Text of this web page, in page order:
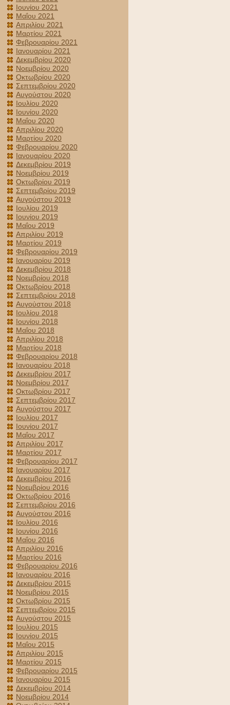
Ιουνίου 2021
Μαΐου 2021
Απριλίου 2021
Μαρτίου 2021
Φεβρουαρίου 2021
Ιανουαρίου 2021
Δεκεμβρίου 2020
Νοεμβρίου 2020
Οκτωβρίου 2020
Σεπτεμβρίου 2020
Αυγούστου 2020
Ιουλίου 2020
Ιουνίου 2020
Μαΐου 2020
Απριλίου 2020
Μαρτίου 2020
Φεβρουαρίου 2020
Ιανουαρίου 2020
Δεκεμβρίου 2019
Νοεμβρίου 2019
Οκτωβρίου 2019
Σεπτεμβρίου 2019
Αυγούστου 2019
Ιουλίου 2019
Ιουνίου 2019
Μαΐου 2019
Απριλίου 2019
Μαρτίου 2019
Φεβρουαρίου 2019
Ιανουαρίου 2019
Δεκεμβρίου 2018
Νοεμβρίου 2018
Οκτωβρίου 2018
Σεπτεμβρίου 2018
Αυγούστου 2018
Ιουλίου 2018
Ιουνίου 2018
Μαΐου 2018
Απριλίου 2018
Μαρτίου 2018
Φεβρουαρίου 2018
Ιανουαρίου 2018
Δεκεμβρίου 2017
Νοεμβρίου 2017
Οκτωβρίου 2017
Σεπτεμβρίου 2017
Αυγούστου 2017
Ιουλίου 2017
Ιουνίου 2017
Μαΐου 2017
Απριλίου 2017
Μαρτίου 2017
Φεβρουαρίου 2017
Ιανουαρίου 2017
Δεκεμβρίου 2016
Νοεμβρίου 2016
Οκτωβρίου 2016
Σεπτεμβρίου 2016
Αυγούστου 2016
Ιουλίου 2016
Ιουνίου 2016
Μαΐου 2016
Απριλίου 2016
Μαρτίου 2016
Φεβρουαρίου 2016
Ιανουαρίου 2016
Δεκεμβρίου 2015
Νοεμβρίου 2015
Οκτωβρίου 2015
Σεπτεμβρίου 2015
Αυγούστου 2015
Ιουλίου 2015
Ιουνίου 2015
Μαΐου 2015
Απριλίου 2015
Μαρτίου 2015
Φεβρουαρίου 2015
Ιανουαρίου 2015
Δεκεμβρίου 2014
Νοεμβρίου 2014